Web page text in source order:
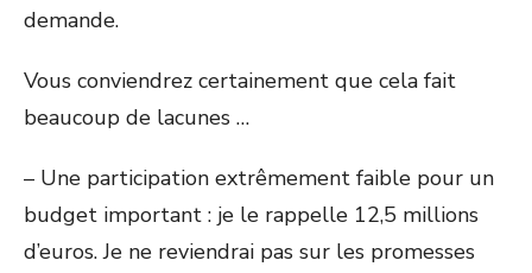
demande.
Vous conviendrez certainement que cela fait
beaucoup de lacunes …
– Une participation extrêmement faible pour un
budget important : je le rappelle 12,5 millions
d’euros. Je ne reviendrai pas sur les promesses